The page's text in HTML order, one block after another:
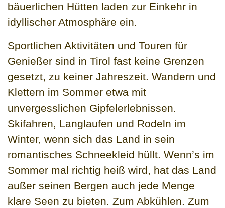
bäuerlichen Hütten laden zur Einkehr in
idyllischer Atmosphäre ein.
Sportlichen Aktivitäten und Touren für
Genießer sind in Tirol fast keine Grenzen
gesetzt, zu keiner Jahreszeit. Wandern und
Klettern im Sommer etwa mit
unvergesslichen Gipfelerlebnissen.
Skifahren, Langlaufen und Rodeln im
Winter, wenn sich das Land in sein
romantisches Schneekleid hüllt. Wenn’s im
Sommer mal richtig heiß wird, hat das Land
außer seinen Bergen auch jede Menge
klare Seen zu bieten. Zum Abkühlen. Zum